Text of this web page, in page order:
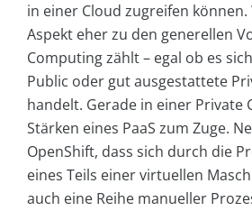
in einer Cloud zugreifen
Aspekt eher zu den generellen
Computing zählt – egal ob es
Public oder gut ausgestattete
handelt. Gerade in einer Private
Stärken eines PaaS zum Zuge.
OpenShift, dass sich durch die
eines Teils einer virtuellen
auch eine Reihe manueller